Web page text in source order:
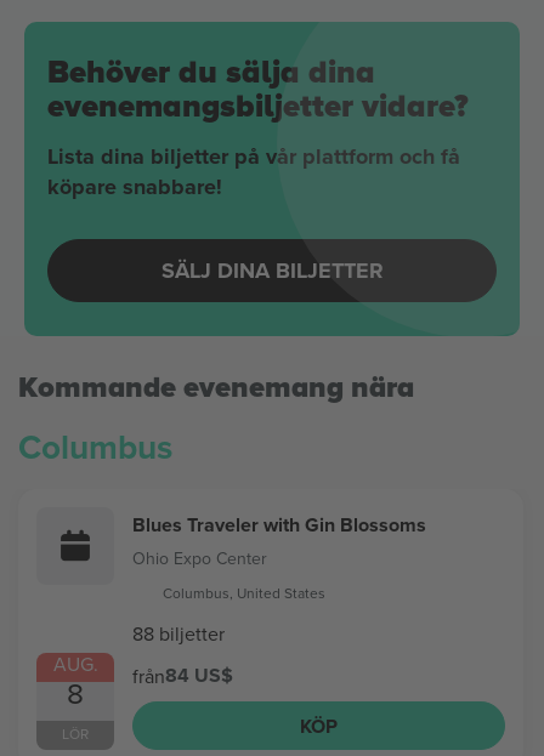
Behöver du sälja dina
evenemangsbiljetter vidare?
Lista dina biljetter på vår plattform och få
köpare snabbare!
SÄLJ DINA BILJETTER
Kommande evenemang nära
Columbus
AUG.
8
LÖR
Blues Traveler with Gin Blossoms
Ohio Expo Center
Columbus, United States
88 biljetter
från84 US$
KÖP